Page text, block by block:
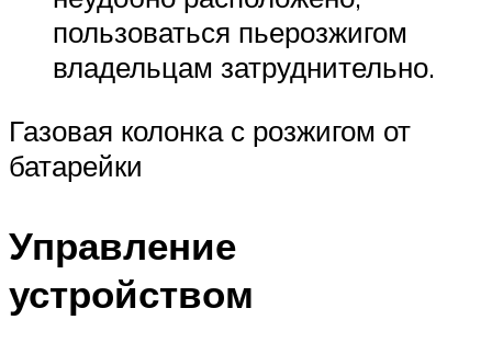
пользоваться пьерозжигом
владельцам затруднительно.
Газовая колонка с розжигом от
батарейки
Управление
устройством